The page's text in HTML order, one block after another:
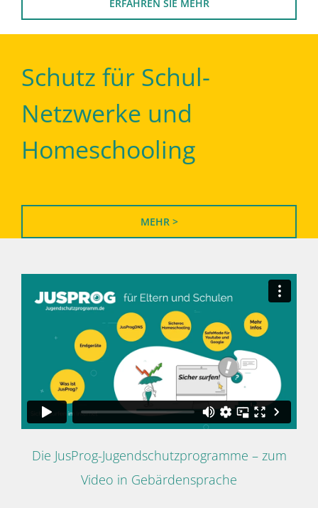
ERFAHREN SIE MEHR
Schutz für Schul-
Netzwerke und
Homeschooling
MEHR >
Die JusProg-Jugendschutzprogramme – zum
Video in Gebärdensprache